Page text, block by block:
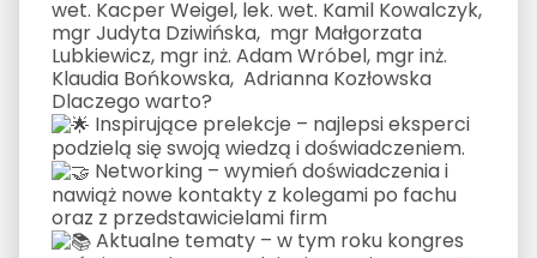
wet. Kacper Weigel, lek. wet. Kamil Kowalczyk,
mgr Judyta Dziwińska, mgr Małgorzata
Lubkiewicz, mgr inż. Adam Wróbel, mgr inż.
Klaudia Bońkowska, Adrianna Kozłowska
Dlaczego warto?
Inspirujące prelekcje – najlepsi eksperci
podzielą się swoją wiedzą i doświadczeniem.
Networking – wymień doświadczenia i
nawiąż nowe kontakty z kolegami po fachu
oraz z przedstawicielami firm
Aktualne tematy – w tym roku kongres